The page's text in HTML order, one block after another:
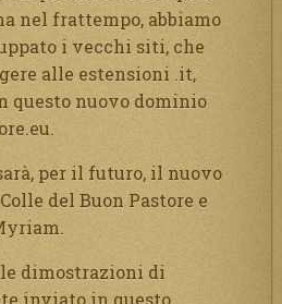
nel frattempo, abbiamo
i vecchi siti, che
alle estensioni .it,
questo nuovo dominio
per il futuro, il nuovo
del Buon Pastore e
dimostrazioni di
inviato in questo